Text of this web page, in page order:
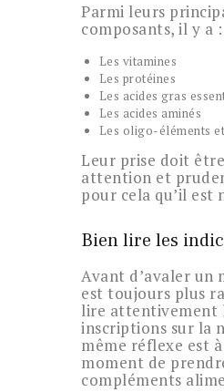
Parmi leurs
composants, il y a :
Les vitamines
Les protéines
Les acides gras
Les acides aminés
Les oligo-éléments
Leur prise doit
attention et
pour cela qu’il est
Bien lire les
Avant d’avaler un
est toujours plus
lire attentivement
inscriptions sur la
même réflexe est
moment de
compléments